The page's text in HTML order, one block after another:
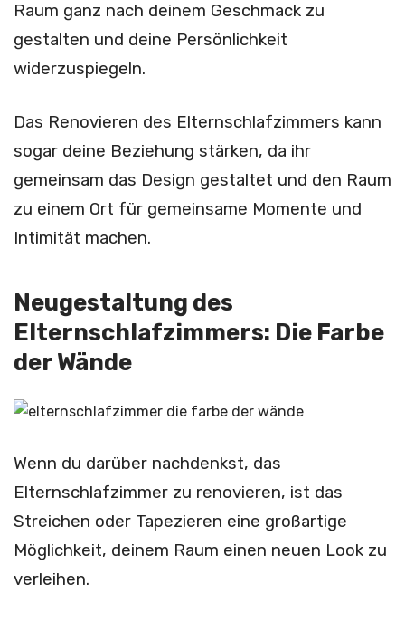
Raum ganz nach deinem Geschmack zu
gestalten und deine Persönlichkeit
widerzuspiegeln.
Das Renovieren des Elternschlafzimmers kann
sogar deine Beziehung stärken, da ihr
gemeinsam das Design gestaltet und den Raum
zu einem Ort für gemeinsame Momente und
Intimität machen.
Neugestaltung des
Elternschlafzimmers: Die Farbe
der Wände
Wenn du darüber nachdenkst, das
Elternschlafzimmer zu renovieren, ist das
Streichen oder Tapezieren eine großartige
Möglichkeit, deinem Raum einen neuen Look zu
verleihen.